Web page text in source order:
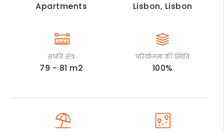
Apartments Lisbon, Lisbon
संपत्ति क्षेत्र
79 - 81 m2
परियोजना की स्थिति
100%